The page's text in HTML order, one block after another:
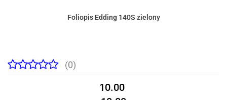
Foliopis Edding 140S zielony
(0)
10.00